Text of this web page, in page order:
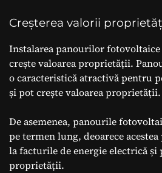
Creșterea valorii
Instalarea panourilor fotovoltaice
crește valoarea proprietății.
o caracteristică atractivă pentru
și pot crește valoarea proprietății.
De asemenea, panourile
pe termen lung, deoarece
la facturile de energie electrică și
proprietății.